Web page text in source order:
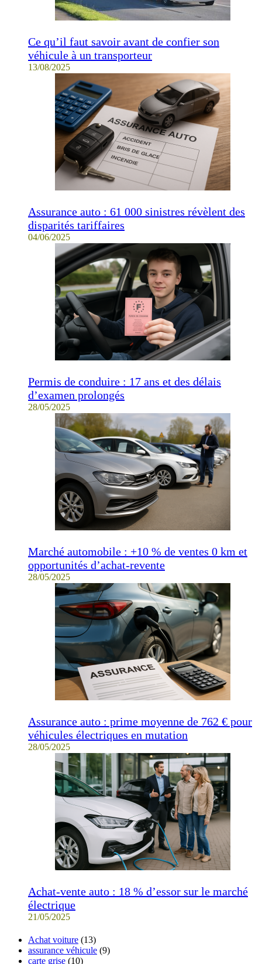
Ce qu’il faut savoir avant de confier son
véhicule à un transporteur
13/08/2025
Assurance auto : 61 000 sinistres révèlent des
disparités tariffaires
04/06/2025
Permis de conduire : 17 ans et des délais
d’examen prolongés
28/05/2025
Marché automobile : +10 % de ventes 0 km et
opportunités d’achat-revente
28/05/2025
Assurance auto : prime moyenne de 762 € pour
véhicules électriques en mutation
28/05/2025
Achat-vente auto : 18 % d’essor sur le marché
électrique
21/05/2025
Achat voiture (13)
assurance véhicule (9)
carte grise (10)